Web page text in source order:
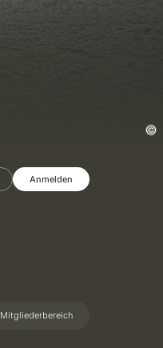
Anmelden
Mitgliederbereich